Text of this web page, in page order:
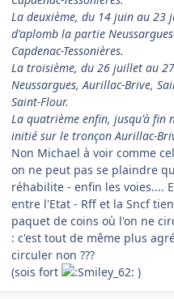
La deuxième, du 14 juin au
d'aplomb la partie
Capdenac-Tessonières.
La troisième, du 26 juillet au
Neussargues, Aurillac-Brive,
Saint-Flour.
La quatrième enfin, jusqu'à
initié sur le tronçon Aurillac-
Non Michael à voir comme
on ne peut pas se plaindre
réhabilite - enfin les voies....
entre l'Etat - Rff et la Sncf
paquet de coins où l'on ne
: c'est tout de même plus
circuler non ???
(sois fort
)